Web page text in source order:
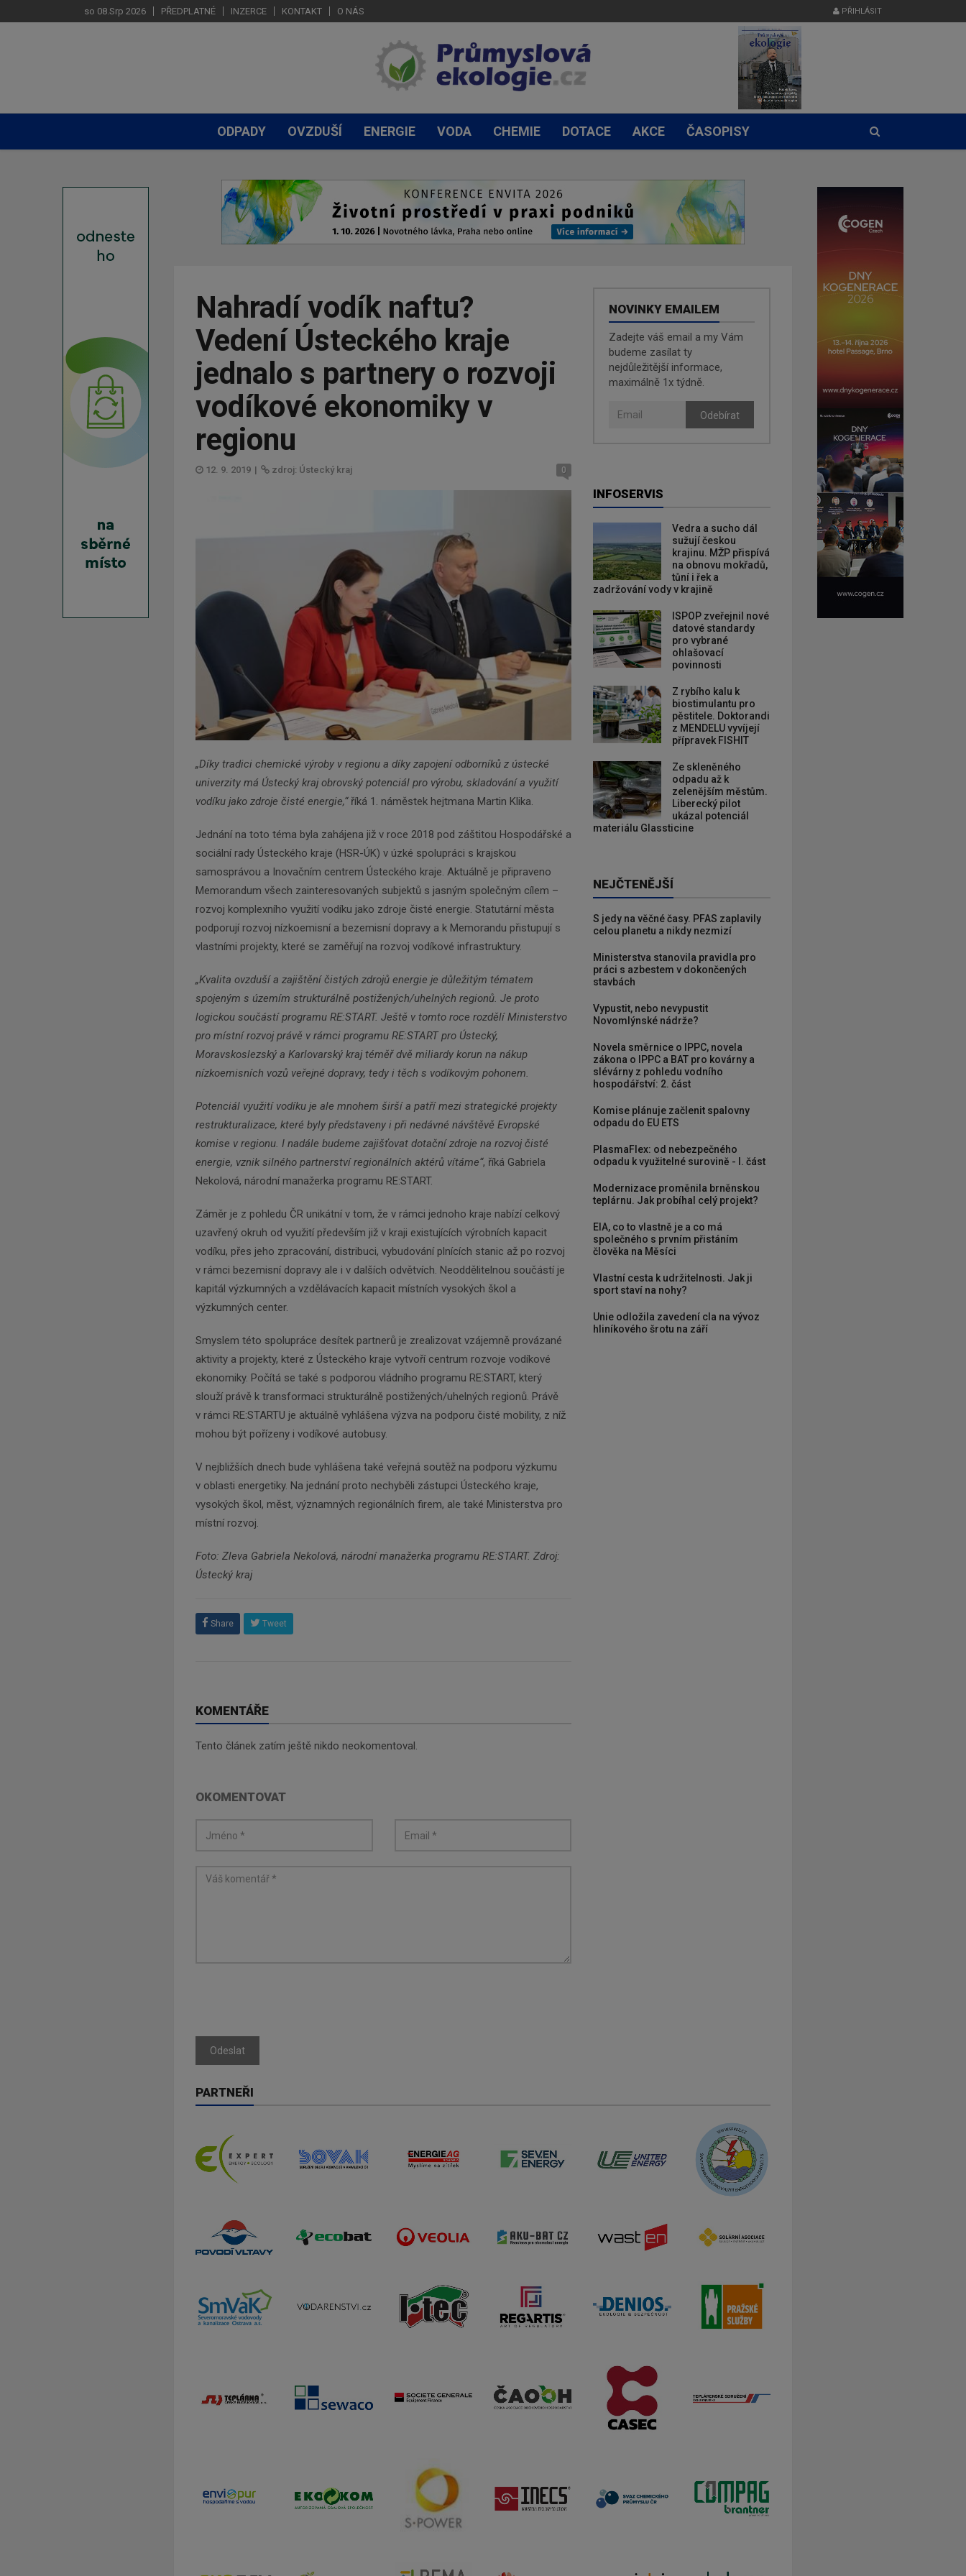
so 08.Srp 2026 PŘEDPLATNÉ INZERCE KONTAKT O NÁS PŘIHLÁSIT
ODPADY OVZDUŠÍ ENERGIE VODA CHEMIE DOTACE AKCE ČASOPISY
Nahradí vodík naftu?
Vedení Ústeckého kraje
jednalo s partnery o rozvoji
vodíkové ekonomiky v
regionu
12. 9. 2019 | zdroj: Ústecký kraj 0
„Díky tradici chemické výroby v regionu a díky zapojení odborníků z ústecké
univerzity má Ústecký kraj obrovský potenciál pro výrobu, skladování a využití
vodíku jako zdroje čisté energie,“říká 1. náměstek hejtmana Martin Klika.
Jednání na toto téma byla zahájena již v roce 2018 pod záštitou Hospodářské a
sociální rady Ústeckého kraje (HSR-ÚK) v úzké spolupráci s krajskou
samosprávou a Inovačním centrem Ústeckého kraje. Aktuálně je připraveno
Memorandum všech zainteresovaných subjektů s jasným společným cílem –
rozvoj komplexního využití vodíku jako zdroje čisté energie. Statutární města
podporují rozvoj nízkoemisní a bezemisní dopravy a k Memorandu přistupují s
vlastními projekty, které se zaměřují na rozvoj vodíkové infrastruktury.
„Kvalita ovzduší a zajištění čistých zdrojů energie je důležitým tématem
spojeným s územím strukturálně postižených/uhelných regionů. Je proto
logickou součástí programu RE:START. Ještě v tomto roce rozdělí Ministerstvo
pro místní rozvoj právě v rámci programu RE:START pro Ústecký,
Moravskoslezský a Karlovarský kraj téměř dvě miliardy korun na nákup
nízkoemisních vozů veřejné dopravy, tedy i těch s vodíkovým pohonem.
Potenciál využití vodíku je ale mnohem širší a patří mezi strategické projekty
restrukturalizace, které byly představeny i při nedávné návštěvě Evropské
komise v regionu. I nadále budeme zajišťovat dotační zdroje na rozvoj čisté
energie, vznik silného partnerství regionálních aktérů vítáme“, říká Gabriela
Nekolová, národní manažerka programu RE:START.
Záměr je z pohledu ČR unikátní v tom, že v rámci jednoho kraje nabízí celkový
uzavřený okruh od využití především již v kraji existujících výrobních kapacit
vodíku, přes jeho zpracování, distribuci, vybudování plnících stanic až po rozvoj
v rámci bezemisní dopravy ale i v dalších odvětvích. Neoddělitelnou součástí je
kapitál výzkumných a vzdělávacích kapacit místních vysokých škol a
výzkumných center.
Smyslem této spolupráce desítek partnerů je zrealizovat vzájemně provázané
aktivity a projekty, které z Ústeckého kraje vytvoří centrum rozvoje vodíkové
ekonomiky. Počítá se také s podporou vládního programu RE:START, který
slouží právě k transformaci strukturálně postižených/uhelných regionů. Právě
v rámci RE:STARTU je aktuálně vyhlášena výzva na podporu čisté mobility, z níž
mohou být pořízeny i vodíkové autobusy.
V nejbližších dnech bude vyhlášena také veřejná soutěž na podporu výzkumu
v oblasti energetiky. Na jednání proto nechyběli zástupci Ústeckého kraje,
vysokých škol, měst, významných regionálních firem, ale také Ministerstva pro
místní rozvoj.
Foto: Zleva Gabriela Nekolová, národní manažerka programu RE:START. Zdroj:
Ústecký kraj
Share Tweet
KOMENTÁŘE
Tento článek zatím ještě nikdo neokomentoval.
OKOMENTOVAT
Odeslat
NOVINKY EMAILEM
Zadejte váš email a my Vám
budeme zasílat ty
nejdůležitější informace,
maximálně 1x týdně.
Odebírat
INFOSERVIS
Vedra a sucho dál
sužují českou
krajinu. MŽP přispívá
na obnovu mokřadů,
tůní i řek a
zadržování vody v krajině
ISPOP zveřejnil nové
datové standardy
pro vybrané
ohlašovací
povinnosti
Z rybího kalu k
biostimulantu pro
pěstitele. Doktorandi
z MENDELU vyvíjejí
přípravek FISHIT
Ze skleněného
odpadu až k
zelenějším městům.
Liberecký pilot
ukázal potenciál
materiálu Glassticine
NEJČTENĚJŠÍ
S jedy na věčné časy. PFAS zaplavily
celou planetu a nikdy nezmizí
Ministerstva stanovila pravidla pro
práci s azbestem v dokončených
stavbách
Vypustit, nebo nevypustit
Novomlýnské nádrže?
Novela směrnice o IPPC, novela
zákona o IPPC a BAT pro kovárny a
slévárny z pohledu vodního
hospodářství: 2. část
Komise plánuje začlenit spalovny
odpadu do EU ETS
PlasmaFlex: od nebezpečného
odpadu k využitelné surovině - I. část
Modernizace proměnila brněnskou
teplárnu. Jak probíhal celý projekt?
EIA, co to vlastně je a co má
společného s prvním přistáním
člověka na Měsíci
Vlastní cesta k udržitelnosti. Jak ji
sport staví na nohy?
Unie odložila zavedení cla na vývoz
hliníkového šrotu na září
PARTNEŘI
Newsletter
Zadejte váš email a my Vám budeme zasílat ty
nejdůležitější informace, maximálně 1x týdně.
Odebírat